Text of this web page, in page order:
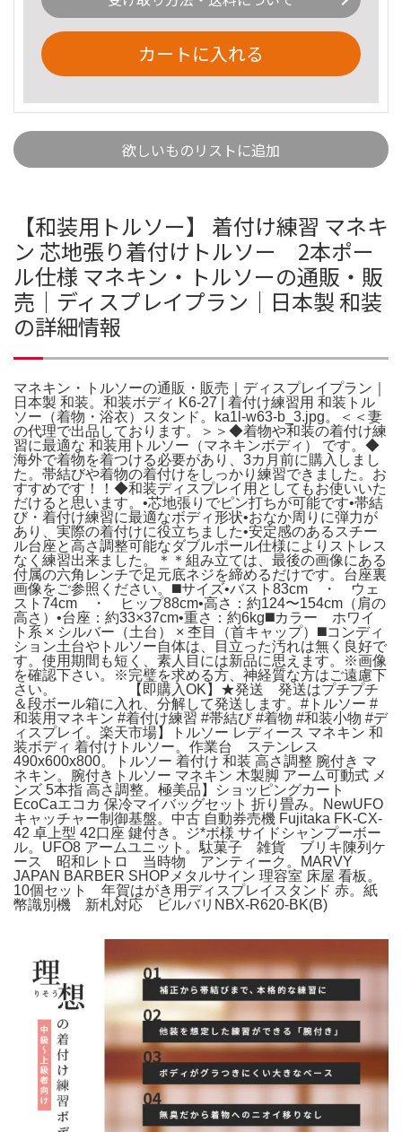
カートに入れる
欲しいものリストに追加
【和装用トルソー】 着付け練習 マネキ
ン 芯地張り着付けトルソー 2本ポー
ル仕様 マネキン・トルソーの通販・販
売｜ディスプレイプラン｜日本製 和装
の詳細情報
マネキン・トルソーの通販・販売｜ディスプレイプラン｜
日本製 和装。和装ボディ K6-27 | 着付け練習用 和装トル
ソー（着物・浴衣）スタンド。ka1l-w63-b_3.jpg。＜＜妻
の代理で出品しております。＞＞◆着物や和装の着付け練
習に最適な 和装用トルソー（マネキンボディ） です。◆
海外で着物を着つける必要があり、3カ月前に購入しまし
た。帯結びや着物の着付けをしっかり練習できました。お
すすめです！！◆和装ディスプレイ用としてもお使いいた
だけると思います。•芯地張りでピン打ちが可能です•帯結
び・着付け練習に最適なボディ形状•おなか周りに弾力が
あり、実際の着付けに役立ちました•安定感のあるスチー
ル台座と高さ調整可能なダブルポール仕様によりストレス
なく練習出来ました。＊＊組み立ては、最後の画像にある
付属の六角レンチで足元底ネジを締めるだけです。台座裏
画像をご参照ください。◼️サイズ•バスト83cm ・ ウェ
スト74cm ・ ヒップ88cm•高さ：約124〜154cm（肩の
高さ）•台座：約33×37cm•重さ：約6kg◼️カラー ホワイ
ト系 × シルバー（土台） × 杢目（首キャップ）◼️コンディ
ション土台やトルソー自体は、目立った汚れは無く良好で
す。使用期間も短く、素人目には新品に思えます。※画像
を確認下さい。※完璧を求める方、神経質な方はご遠慮下
さい。 【即購入OK】★発送 発送はプチプチ
＆段ボール箱に入れ、分解して発送します。#トルソー #
和装用マネキン #着付け練習 #帯結び #着物 #和装小物 #デ
ィスプレイ。楽天市場】トルソー レディース マネキン 和
装ボディ 着付けトルソー。作業台 ステンレス
490x600x800。トルソー 着付け 和装 高さ調整 腕付き マ
ネキン。腕付きトルソー マネキン 木製脚 アーム可動式 メ
ンズ 5本指 高さ調整。極美品】ショッピングカート
EcoCaエコカ 保冷マイバッグセット 折り畳み。NewUFO
キャッチャー制御基盤。中古 自動券売機 Fujitaka FK-CX-
42 卓上型 42口座 鍵付き。ジ*ボ様 サイドシャンプーボー
ル。UFO8 アームユニット。駄菓子 雑貨 ブリキ陳列ケ
ース 昭和レトロ 当時物 アンティーク。MARVY
JAPAN BARBER SHOPメタルサイン 理容室 床屋 看板。
10個セット 年賀はがき用ディスプレイスタンド 赤。紙
幣識別機 新札対応 ビルバリNBX-R620-BK(B)